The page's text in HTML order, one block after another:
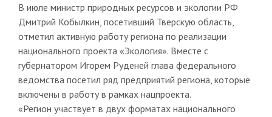
В июле министр природных ресурсов и экологии РФ
Дмитрий Кобылкин, посетивший Тверскую область,
отметил активную работу региона по реализации
национального проекта «Экология». Вместе с
губернатором Игорем Руденей глава федерального
ведомства посетил ряд предприятий региона, которые
включены в работу в рамках нацпроекта.
«Регион участвует в двух форматах национального